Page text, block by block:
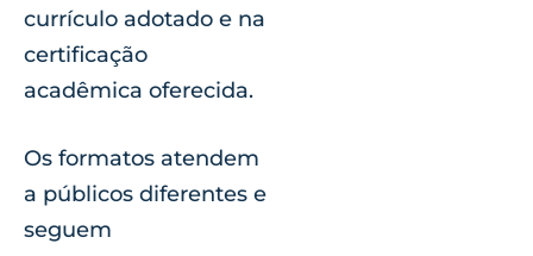
currículo adotado e na
certificação
acadêmica oferecida.
Os formatos atendem
a públicos diferentes e
seguem